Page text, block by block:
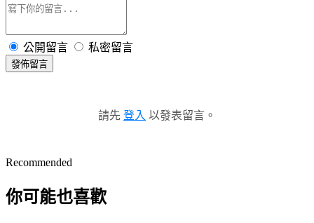
公開留言 私密留言
發佈留言
請先 登入 以發表留言。
Recommended
你可能也喜歡